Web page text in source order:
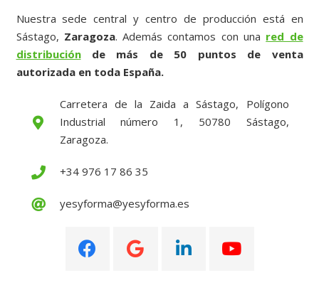
Nuestra sede central y centro de producción está en
Sástago, Zaragoza. Además contamos con una red de
distribuciónde más de 50 puntos de venta
autorizada en toda España.
Carretera de la Zaida a Sástago, Polígono
Industrial número 1, 50780 Sástago,
Zaragoza.
+34 976 17 86 35
yesyforma@yesyforma.es